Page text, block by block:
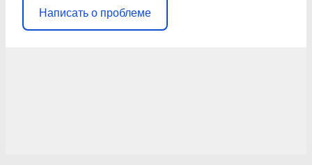
Написать о проблеме